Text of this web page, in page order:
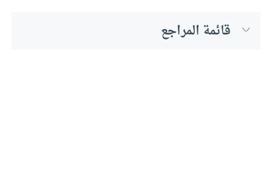
قائمة المراجع